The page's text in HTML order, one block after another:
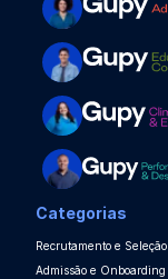
Categorias
Recrutamento e Seleção
Admissão e Onboarding